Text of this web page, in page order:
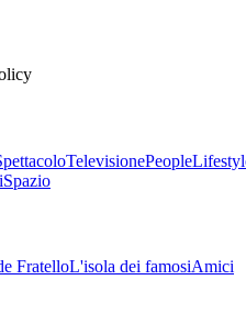
TelevisionePeople
Spazio
FratelloL'isola dei famosiAmici